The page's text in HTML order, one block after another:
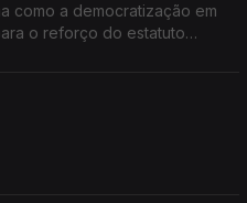
como a democratização em
o reforço do estatuto